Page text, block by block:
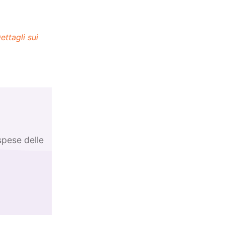
sui
delle